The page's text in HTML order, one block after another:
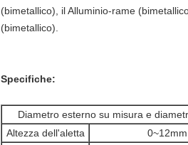
(bimetallico), il Alluminio-rame
(bimetallico).
Specifiche:
Diametro esterno su misura e
Altezza dell'aletta
0~12mm